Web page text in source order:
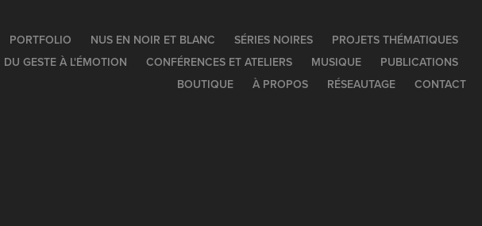
PORTFOLIO NUS EN NOIR ET BLANC SÉRIES NOIRES
PROJETS THÉMATIQUES
DU GESTE À L'ÉMOTION
CONFÉRENCES ET ATELIERS MUSIQUE
PUBLICATIONS
BOUTIQUE
À PROPOS RÉSEAUTAGE CONTACT